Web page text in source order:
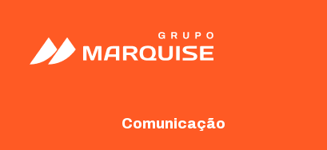
Comunicação